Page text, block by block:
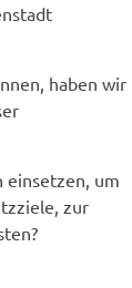
haben wir
einsetzen, um
zur